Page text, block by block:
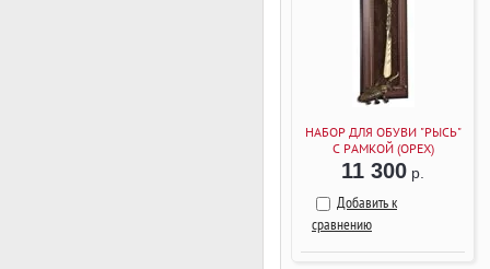
НАБОР ДЛЯ ОБУВИ "РЫСЬ"
С РАМКОЙ (ОРЕХ)
11 300 р.
Добавить к
сравнению